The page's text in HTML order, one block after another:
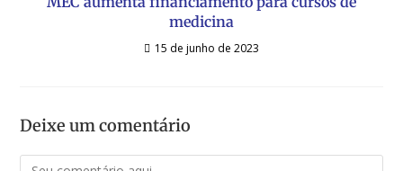
medicina
15 de junho de 2023
Deixe um comentário